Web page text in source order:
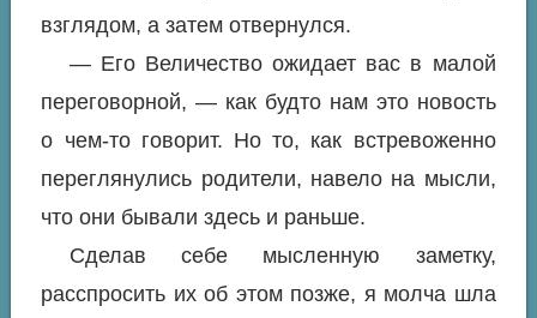
взглядом, а затем отвернулся.
— Его Величество ожидает вас в малой
переговорной, — как будто нам это новость
о чем-то говорит. Но то, как встревоженно
переглянулись родители, навело на мысли,
что они бывали здесь и раньше.
Сделав себе мысленную заметку,
расспросить их об этом позже, я молча шла